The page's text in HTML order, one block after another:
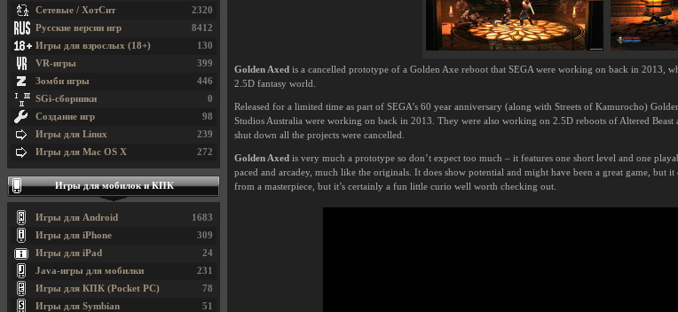
Golden Axed is a cancelled prototype of a Golden Axe reboot that SEGA were working on back in 2013,
2.5D fantasy world.
Released for a limited time as part of SEGA’s 60 year anniversary (along with Streets of Kamurocho)
Studios Australia were working on back in 2013. They were also working on 2.5D reboots of Altered
shut down all the projects were cancelled.
Golden Axed is very much a prototype so don’t expect too much – it features one short level and one
paced and arcadey, much like the originals. It does show potential and might have been a great game, but
from a masterpiece, but it’s certainly a fun little curio well worth checking out.
2320
Сетевые / ХотСит
8412
Русские версии игр
130
Игры для взрослых (18+)
399
VR-игры
446
Зомби игры
0
SGi-сборники
98
Создание игр
239
Игры для Linux
272
Игры для Mac OS X
Игры для мобилок и КПК
1683
Игры для Android
309
Игры для iPhone
24
Игры для iPad
231
Java-игры для мобилки
78
Игры для КПК (Pocket PC)
51
Игры для Symbian